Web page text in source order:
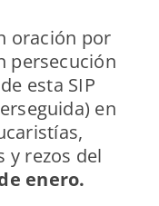
oración por
persecución
esta SIP
en
y rezos del
enero.